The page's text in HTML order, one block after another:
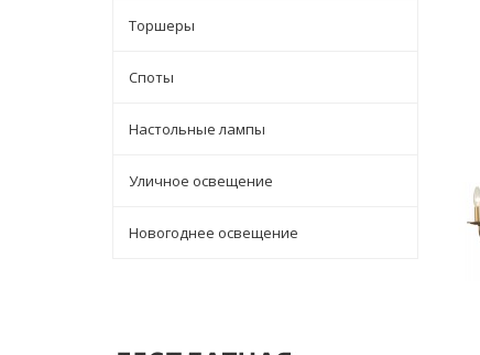
Торшеры
Споты
Настольные лампы
Уличное освещение
Новогоднее освещение